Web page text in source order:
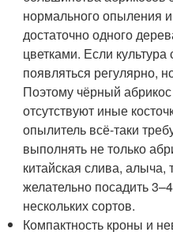
нормального опыления
достаточно одного
цветками. Если
появляться регулярно,
Поэтому чёрный
отсутствуют иные
опылитель всё-таки
выполнять не только
китайская слива, алыча,
желательно посадить
нескольких сортов.
Компактность кроны и